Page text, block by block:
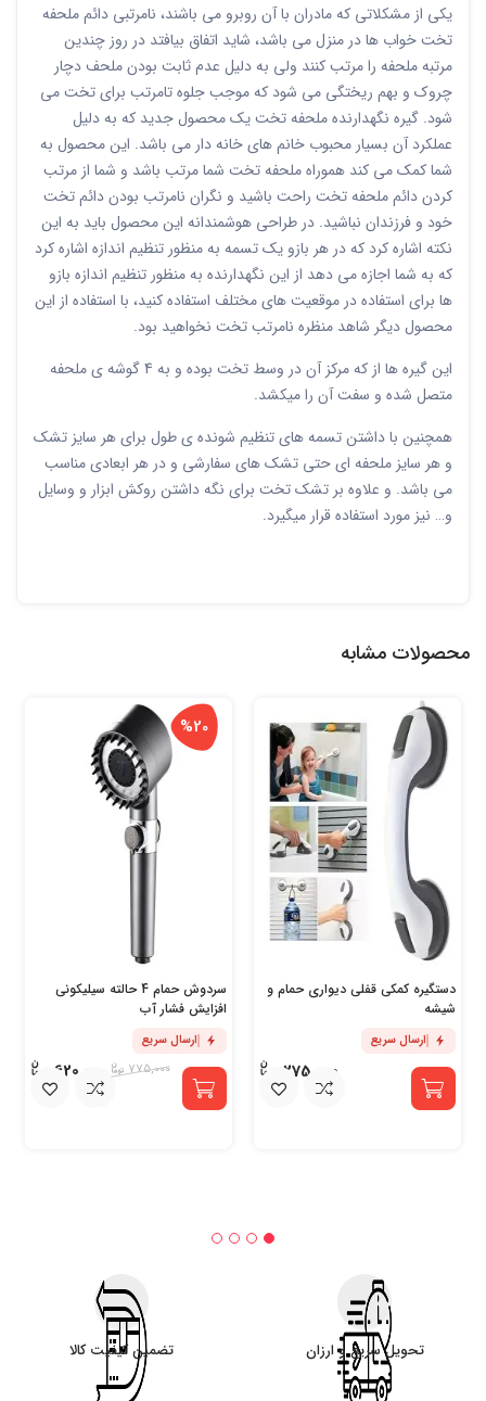
یکی از مشکلاتی که مادران با آن روبرو می باشند، نامرتبی دائم ملحفه
تخت خواب ها در منزل می باشد، شاید اتفاق بیافتد در روز چندین
مرتبه ملحفه را مرتب کنند ولی به دلیل عدم ثابت بودن ملحف دچار
چروک و بهم ریختگی می شود که موجب جلوه تامرتب برای تخت می
شود. گیره نگهدارنده ملحفه تخت یک محصول جدید که به دلیل
عملکرد آن بسیار محبوب خانم های خانه دار می باشد. این محصول به
شما کمک می کند هموراه ملحفه تخت شما مرتب باشد و شما از مرتب
کردن دائم ملحفه تخت راحت باشید و نگران نامرتب بودن دائم تخت
خود و فرزندان نباشید. در طراحی هوشمندانه این محصول باید به این
نکته اشاره کرد که در هر بازو یک تسمه به منظور تنظیم اندازه اشاره کرد
که به شما اجازه می دهد از این نگهدارنده به منظور تنظیم اندازه بازو
ها برای استفاده در موقعیت های مختلف استفاده کنید، با استفاده از این
محصول دیگر شاهد منظره نامرتب تخت نخواهید بود.
این گیره ها از که مرکز آن در وسط تخت بوده و به 4 گوشه ی ملحفه
متصل شده و سفت آن را میکشد.
همچنین با داشتن تسمه های تنظیم شونده ی طول برای هر سایز تشک
و هر سایز ملحفه ای حتی تشک های سفارشی و در هر ابعادی مناسب
می باشد. و علاوه بر تشک تخت برای نگه داشتن روکش ابزار و وسایل
و… نیز مورد استفاده قرار میگیرد.
محصولات مشابه
دستگیره کمکی قفلی دیواری حمام و
شیشه
ارسال سریع
275,000
%20
سردوش حمام 4 حالته سیلیکونی
افزایش فشار آب
ارسال سریع
775,000
620,000
تحویل سریع و ارزان تضمین کیفیت کالا